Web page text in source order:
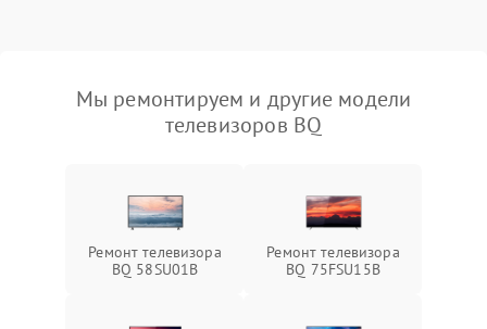
Мы ремонтируем и другие модели
телевизоров BQ
Ремонт телевизора
BQ 58SU01B
Ремонт телевизора
BQ 75FSU15B